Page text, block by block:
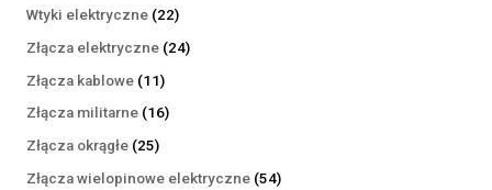
Wtyki elektryczne 2222
produkty
Złącza elektryczne 2424
Złącza kablowe 1111
produktów
Złącza militarne 1616
Złącza okrągłe 2525
produktów
Złącza wielopinowe elektryczne 5454